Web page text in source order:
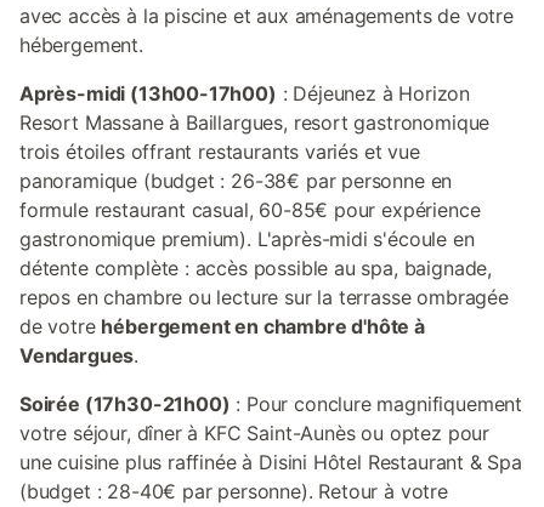
avec accès à la piscine et aux aménagements de votre
hébergement.
Après-midi (13h00-17h00) : Déjeunez à Horizon
Resort Massane à Baillargues, resort gastronomique
trois étoiles offrant restaurants variés et vue
panoramique (budget : 26-38€ par personne en
formule restaurant casual, 60-85€ pour expérience
gastronomique premium). L'après-midi s'écoule en
détente complète : accès possible au spa, baignade,
repos en chambre ou lecture sur la terrasse ombragée
de votre hébergement en chambre d'hôte à
Vendargues.
Soirée (17h30-21h00) : Pour conclure magnifiquement
votre séjour, dîner à KFC Saint-Aunès ou optez pour
une cuisine plus raffinée à Disini Hôtel Restaurant & Spa
(budget : 28-40€ par personne). Retour à votre